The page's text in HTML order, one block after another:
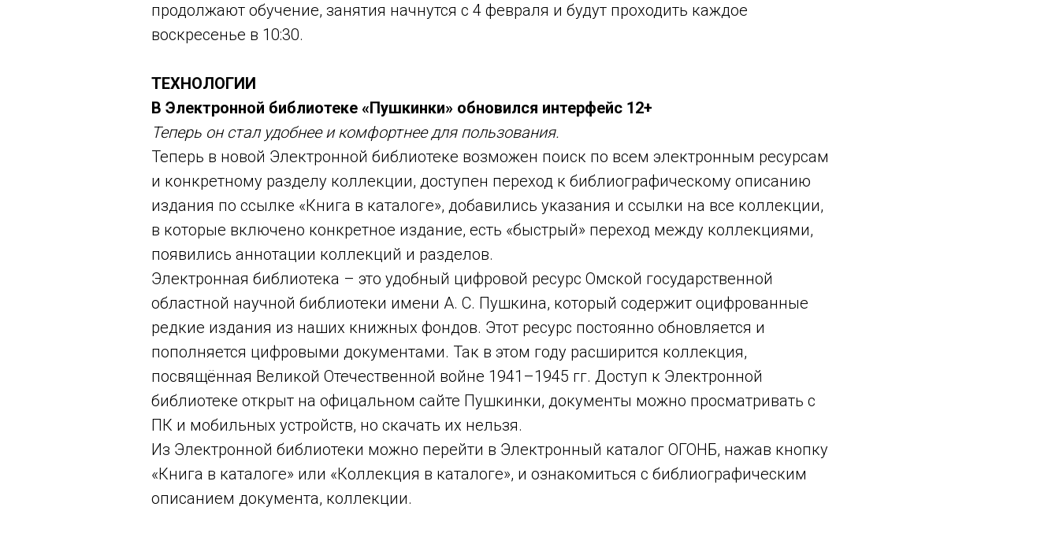
продолжают обучение, занятия начнутся с 4 февраля и будут проходить каждое
воскресенье в 10:30.
ТЕХНОЛОГИИ
В Электронной библиотеке «Пушкинки» обновился интерфейс 12+
Теперь он стал удобнее и комфортнее для пользования.
Теперь в новой Электронной библиотеке возможен поиск по всем электронным ресурсам
и конкретному разделу коллекции, доступен переход к библиографическому описанию
издания по ссылке «Книга в каталоге», добавились указания и ссылки на все коллекции,
в которые включено конкретное издание, есть «быстрый» переход между коллекциями,
появились аннотации коллекций и разделов.
Электронная библиотека – это удобный цифровой ресурс Омской государственной
областной научной библиотеки имени А. С. Пушкина, который содержит оцифрованные
редкие издания из наших книжных фондов. Этот ресурс постоянно обновляется и
пополняется цифровыми документами. Так в этом году расширится коллекция,
посвящённая Великой Отечественной войне 1941–1945 гг. Доступ к Электронной
библиотеке открыт на офицальном сайте Пушкинки, документы можно просматривать с
ПК и мобильных устройств, но скачать их нельзя.
Из Электронной библиотеки можно перейти в Электронный каталог ОГОНБ, нажав кнопку
«Книга в каталоге» или «Коллекция в каталоге», и ознакомиться с библиографическим
описанием документа, коллекции.